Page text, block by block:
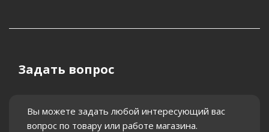
Задать вопрос
Вы можете задать любой интересующий вас
вопрос по товару или работе магазина.